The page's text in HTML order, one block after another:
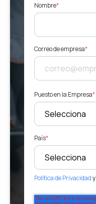
Nombre*
Correo de empresa*
Puesto en la Empresa*
País*
Política de Privacidady